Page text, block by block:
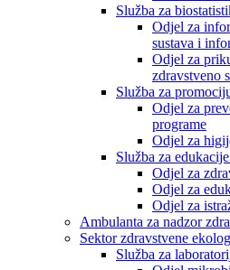
Služba za
Odjel za
sustava i
Odjel za
zdravstveno
Služba za
Odjel za
programe
Odjel za
Služba za
Odjel za
Odjel za
Odjel za
Ambulanta za nadzor
Sektor zdravstvene
Služba za